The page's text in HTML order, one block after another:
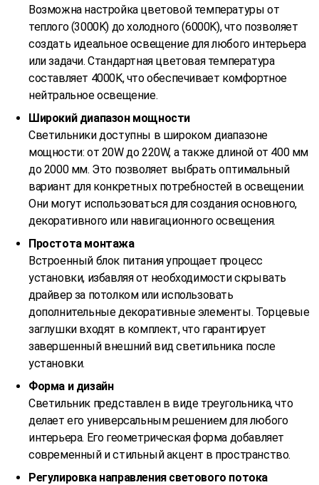
Возможна настройка цветовой температуры от
теплого (3000K) до холодного (6000K), что позволяет
создать идеальное освещение для любого интерьера
или задачи. Стандартная цветовая температура
составляет 4000K, что обеспечивает комфортное
нейтральное освещение.
Широкий диапазон мощности
Светильники доступны в широком диапазоне
мощности: от 20W до 220W, а также длиной от 400 мм
до 2000 мм. Это позволяет выбрать оптимальный
вариант для конкретных потребностей в освещении.
Они могут использоваться для создания основного,
декоративного или навигационного освещения.
Простота монтажа
Встроенный блок питания упрощает процесс
установки, избавляя от необходимости скрывать
драйвер за потолком или использовать
дополнительные декоративные элементы. Торцевые
заглушки входят в комплект, что гарантирует
завершенный внешний вид светильника после
установки.
Форма и дизайн
Светильник представлен в виде треугольника, что
делает его универсальным решением для любого
интерьера. Его геометрическая форма добавляет
современный и стильный акцент в пространство.
Регулировка направления светового потока